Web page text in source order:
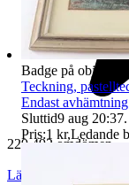
229 492 omdömen
Läs omdömen
Badge på objektet:
Teckning,
Endast
Sluttid9 aug 20:37.
Pris:1 kr,Ledande